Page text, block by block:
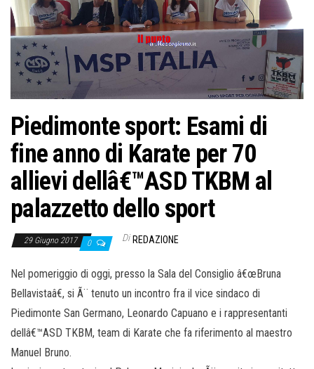
Piedimonte sport: Esami di
fine anno di Karate per 70
allievi dellâ€™ASD TKBM al
palazzetto dello sport
29 Giugno 2017 0 Di REDAZIONE
Nel pomeriggio di oggi, presso la Sala del Consiglio â€œBruna
Bellavistaâ€, si Ã¨ tenuto un incontro fra il vice sindaco di
Piedimonte San Germano, Leonardo Capuano e i rappresentanti
dellâ€™ASD TKBM, team di Karate che fa riferimento al maestro
Manuel Bruno.